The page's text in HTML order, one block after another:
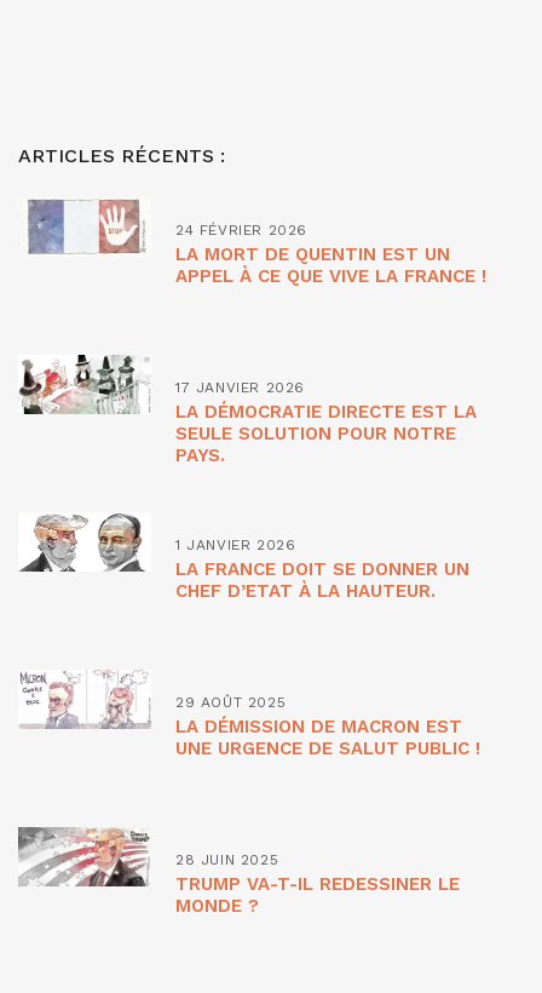
ARTICLES RÉCENTS :
24 FÉVRIER 2026
LA MORT DE QUENTIN EST UN
APPEL À CE QUE VIVE LA FRANCE !
17 JANVIER 2026
LA DÉMOCRATIE DIRECTE EST LA
SEULE SOLUTION POUR NOTRE
PAYS.
1 JANVIER 2026
LA FRANCE DOIT SE DONNER UN
CHEF D’ETAT À LA HAUTEUR.
29 AOÛT 2025
LA DÉMISSION DE MACRON EST
UNE URGENCE DE SALUT PUBLIC !
28 JUIN 2025
TRUMP VA-T-IL REDESSINER LE
MONDE ?